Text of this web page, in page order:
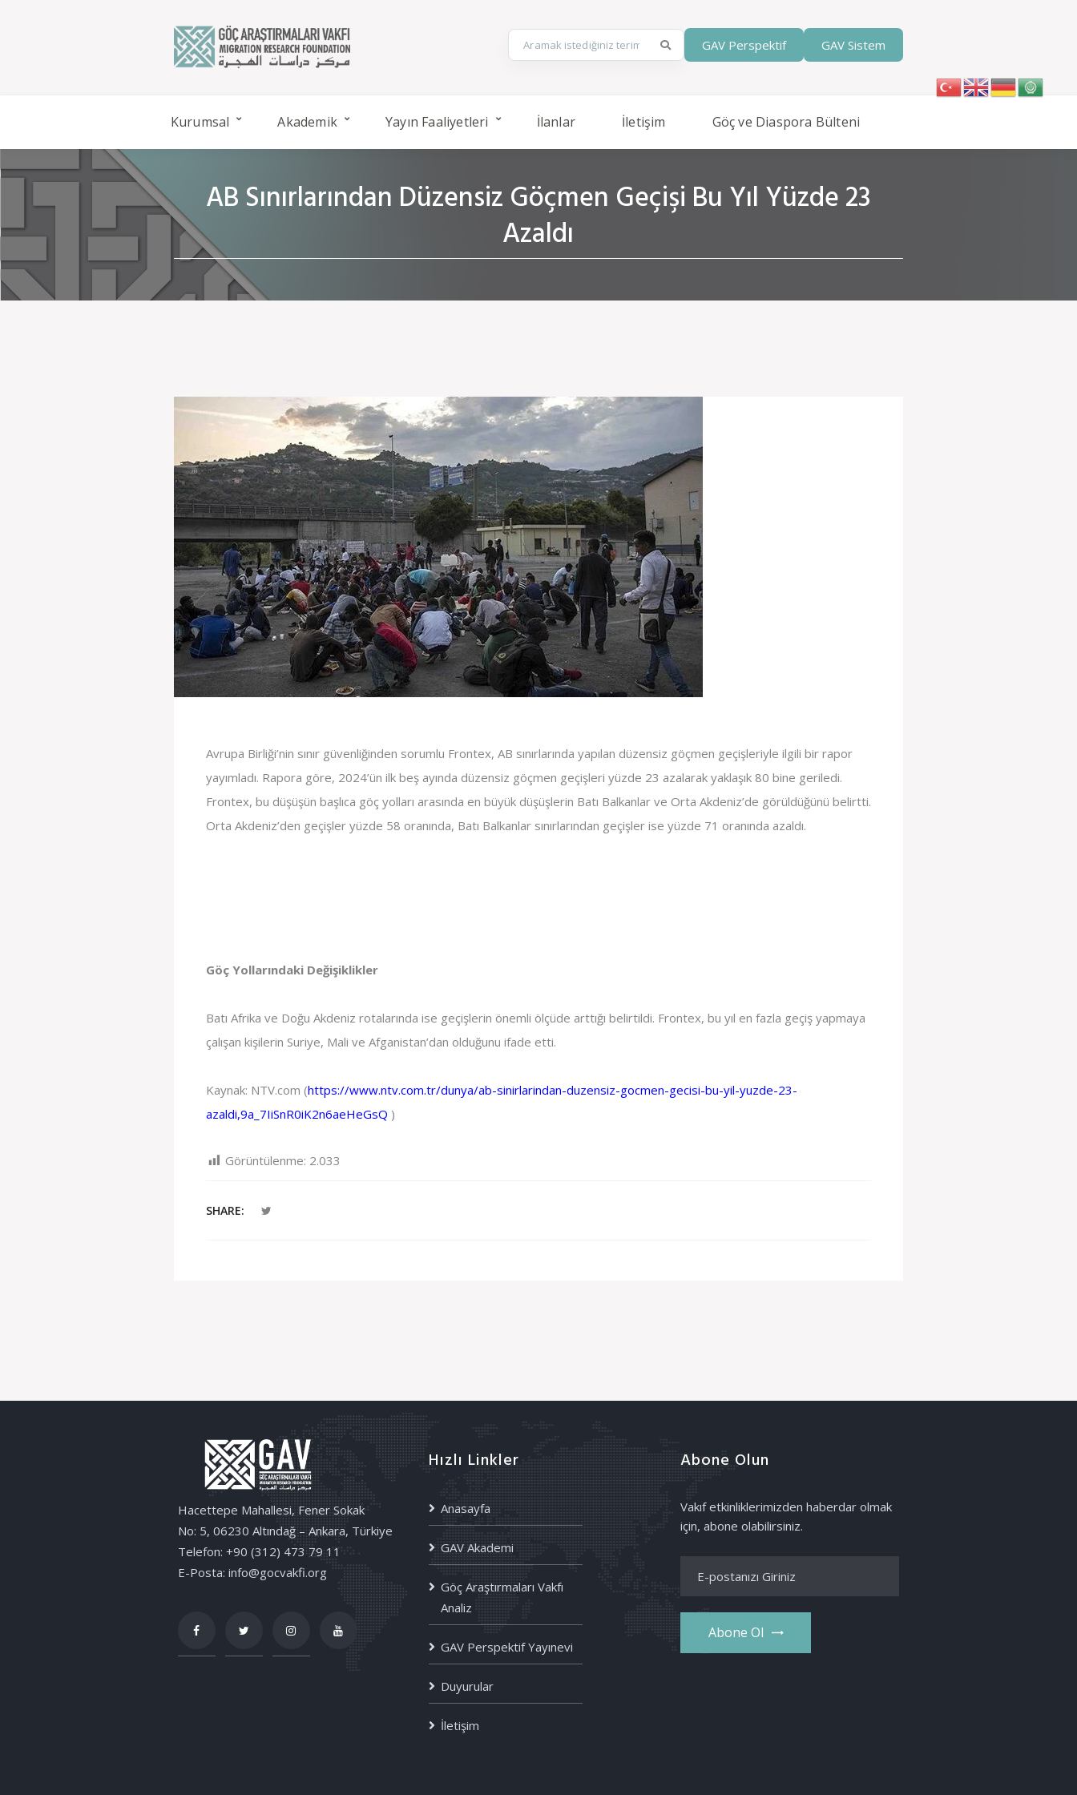
GAV Perspektif GAV Sistem
Kurumsal Akademik Yayın Faaliyetleri İlanlar İletişim Göç ve Diaspora Bülteni
AB Sınırlarından Düzensiz Göçmen Geçişi Bu Yıl Yüzde 23
Azaldı
Avrupa Birliği’nin sınır güvenliğinden sorumlu Frontex, AB sınırlarında yapılan düzensiz göçmen geçişleriyle ilgili bir rapor
yayımladı. Rapora göre, 2024’ün ilk beş ayında düzensiz göçmen geçişleri yüzde 23 azalarak yaklaşık 80 bine geriledi.
Frontex, bu düşüşün başlıca göç yolları arasında en büyük düşüşlerin Batı Balkanlar ve Orta Akdeniz’de görüldüğünü belirtti.
Orta Akdeniz’den geçişler yüzde 58 oranında, Batı Balkanlar sınırlarından geçişler ise yüzde 71 oranında azaldı.
Göç Yollarındaki Değişiklikler
Batı Afrika ve Doğu Akdeniz rotalarında ise geçişlerin önemli ölçüde arttığı belirtildi. Frontex, bu yıl en fazla geçiş yapmaya
çalışan kişilerin Suriye, Mali ve Afganistan’dan olduğunu ifade etti.
Kaynak: NTV.com (https://www.ntv.com.tr/dunya/ab-sinirlarindan-duzensiz-gocmen-gecisi-bu-yil-yuzde-23-
azaldi,9a_7IiSnR0iK2n6aeHeGsQ )
Görüntülenme: 2.033
SHARE:
Hacettepe Mahallesi, Fener Sokak
No: 5, 06230 Altındağ – Ankara, Türkiye
Telefon: +90 (312) 473 79 11
E-Posta: info@gocvakfi.org
Hızlı Linkler
Anasayfa
GAV Akademi
Göç Araştırmaları Vakfı
Analiz
GAV Perspektif Yayınevi
Duyurular
İletişim
Abone Olun
Vakıf etkinliklerimizden haberdar olmak
için, abone olabilirsiniz.
Abone Ol